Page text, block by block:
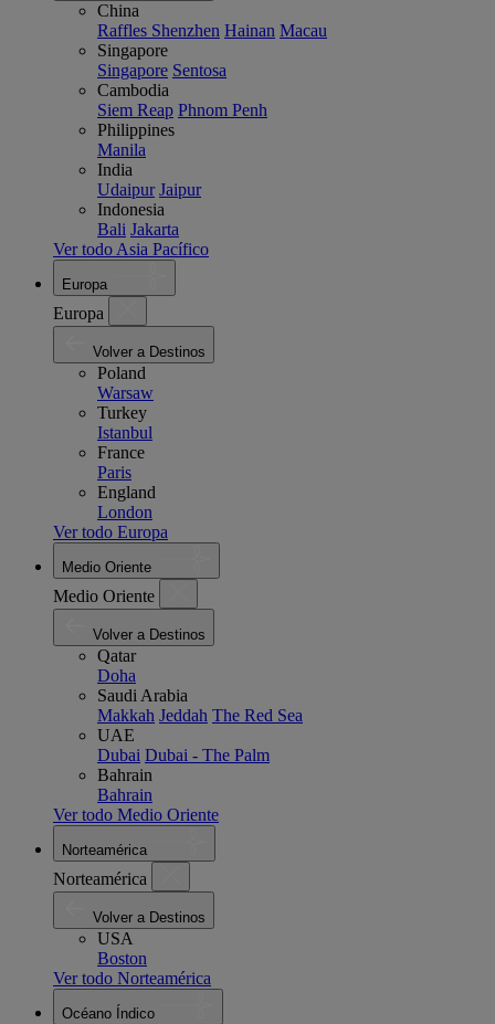
China
Raffles Shenzhen Hainan Macau
Singapore
Singapore Sentosa
Cambodia
Siem Reap Phnom Penh
Philippines
Manila
India
Udaipur Jaipur
Indonesia
Bali Jakarta
Ver todo Asia Pacífico
Europa
Europa
Volver a Destinos
Poland
Warsaw
Turkey
Istanbul
France
Paris
England
London
Ver todo Europa
Medio Oriente
Medio Oriente
Volver a Destinos
Qatar
Doha
Saudi Arabia
Makkah Jeddah The Red Sea
UAE
Dubai Dubai - The Palm
Bahrain
Bahrain
Ver todo Medio Oriente
Norteamérica
Norteamérica
Volver a Destinos
USA
Boston
Ver todo Norteamérica
Océano Índico